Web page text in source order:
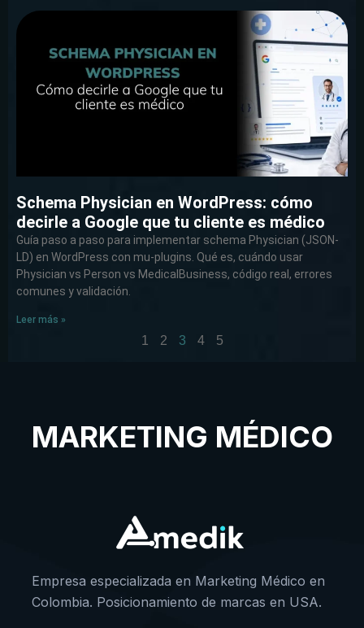
Schema Physician en WordPress: cómo
decirle a Google que tu cliente es médico
Guía paso a paso para implementar schema Physician (JSON-
LD) en WordPress con mu-plugins. Qué es, cuándo usar
Physician vs Person vs MedicalBusiness, código real, errores
comunes y validación.
Leer más »
1 2 3 4 5
MARKETING MÉDICO
Empresa especializada en Marketing Médico en
Colombia. Posicionamiento de marcas en USA.